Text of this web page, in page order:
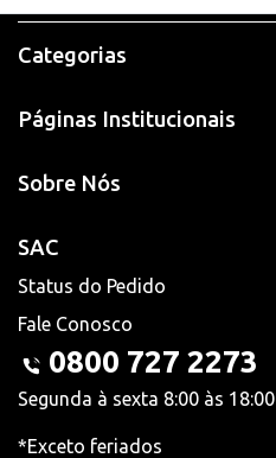
Categorias
Páginas Institucionais
Sobre Nós
SAC
Status do Pedido
Fale Conosco
0800 727 2273
Segunda à sexta 8:00 às 18:00
*Exceto feriados